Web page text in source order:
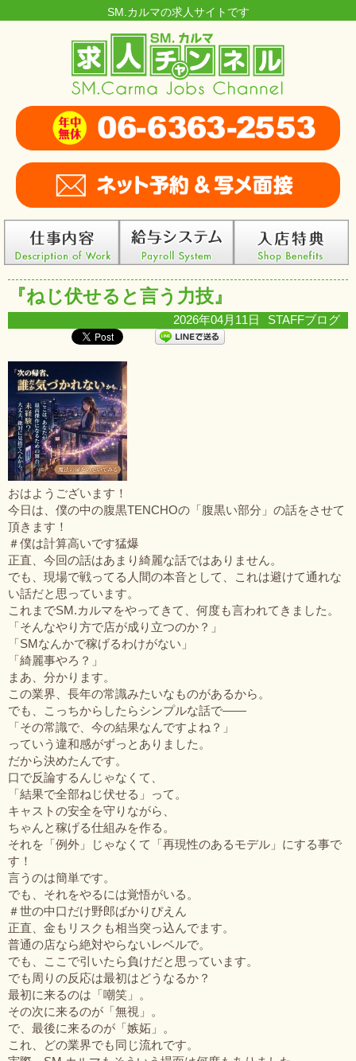
SM.カルマの求人サイトです
『ねじ伏せると言う力技』
STAFFブログ
2026年04月11日
おはようございます！
今日は、僕の中の腹黒TENCHOの「腹黒い部分」の話をさせて
頂きます！
＃僕は計算高いです猛爆
正直、今回の話はあまり綺麗な話ではありません。
でも、現場で戦ってる人間の本音として、これは避けて通れな
い話だと思っています。
これまでSM.カルマをやってきて、何度も言われてきました。
「そんなやり方で店が成り立つのか？」
「SMなんかで稼げるわけがない」
「綺麗事やろ？」
まあ、分かります。
この業界、長年の常識みたいなものがあるから。
でも、こっちからしたらシンプルな話で——
「その常識で、今の結果なんですよね？」
っていう違和感がずっとありました。
だから決めたんです。
口で反論するんじゃなくて、
「結果で全部ねじ伏せる」って。
キャストの安全を守りながら、
ちゃんと稼げる仕組みを作る。
それを「例外」じゃなくて「再現性のあるモデル」にする事で
す！
言うのは簡単です。
でも、それをやるには覚悟がいる。
＃世の中口だけ野郎ばかりぴえん
正直、金もリスクも相当突っ込んでます。
普通の店なら絶対やらないレベルで。
でも、ここで引いたら負けだと思っています。
でも周りの反応は最初はどうなるか？
最初に来るのは「嘲笑」。
その次に来るのが「無視」。
で、最後に来るのが「嫉妬」。
これ、どの業界でも同じ流れです。